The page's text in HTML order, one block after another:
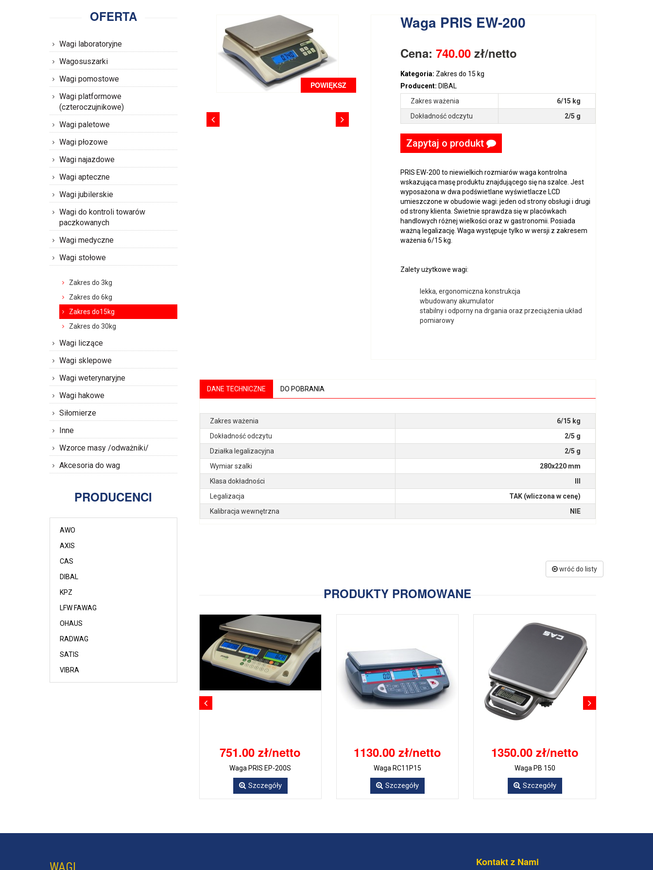
OFERTA
Wagi laboratoryjne
Wagosuszarki
Wagi pomostowe
Wagi platformowe
(czteroczujnikowe)
Wagi paletowe
Wagi płozowe
Wagi najazdowe
Wagi apteczne
Wagi jubilerskie
Wagi do kontroli towarów
paczkowanych
Wagi medyczne
Wagi stołowe
Zakres do 3kg
Zakres do 6kg
Zakres do15kg
Zakres do 30kg
Wagi liczące
Wagi sklepowe
Wagi weterynaryjne
Wagi hakowe
Siłomierze
Inne
Wzorce masy /odważniki/
Akcesoria do wag
PRODUCENCI
AWO
AXIS
CAS
DIBAL
KPZ
LFW FAWAG
OHAUS
RADWAG
SATIS
VIBRA
POWIĘKSZ
Waga PRIS EW-200
Cena: 740.00zł/netto
Kategoria: Zakres do 15 kg
Producent: DIBAL
Zakres ważenia
6/15 kg
Dokładność odczytu
2/5 g
Zapytaj o produkt
PRIS EW-200 to niewielkich rozmiarów waga kontrolna
wskazująca masę produktu znajdującego się na szalce. Jest
wyposażona w dwa podświetlane wyświetlacze LCD
umieszczone w obudowie wagi: jeden od strony obsługi i drugi
od strony klienta. Świetnie sprawdza się w placówkach
handlowych różnej wielkości oraz w gastronomii. Posiada
ważną legalizację. Waga występuje tylko w wersji z zakresem
ważenia 6/15 kg.
Zalety użytkowe wagi:
lekka, ergonomiczna konstrukcja
wbudowany akumulator
stabilny i odporny na drgania oraz przeciążenia układ
pomiarowy
DANE TECHNICZNE DO POBRANIA
Zakres ważenia
6/15 kg
Dokładność odczytu
2/5 g
Działka legalizacyjna
2/5 g
Wymiar szalki
280x220 mm
Klasa dokładności
Legalizacja
TAK (wliczona w cenę)
Kalibracja wewnętrzna
NIE
wróć do listy
PRODUKTY PROMOWANE
751.00 zł/netto
Waga PRIS EP-200S
Szczegóły
1130.00 zł/netto
Waga RC11P15
Szczegóły
1350.00 zł/netto
Waga PB 150
Szczegóły
Kontakt z Nami